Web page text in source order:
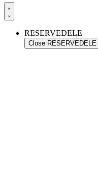
RESERVEDELE
Close RESERVEDELE